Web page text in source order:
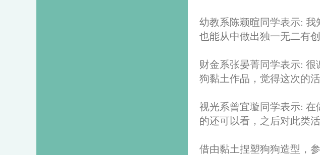
幼教系陈颖暄同学表示: 我
也能从中做出独一无二有
财金系张晏菁同学表示:
狗黏土作品，觉得这次的
视光系曾宜璇同学表示:
的还可以看，之后对此类
借由黏土捏塑狗狗造型，